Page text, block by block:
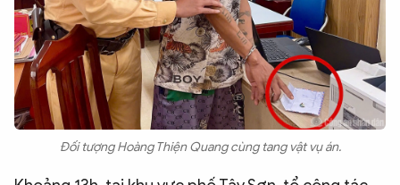
Video Ảnh
Infographic
Chuyên trang An ninh thế giớiVăn nghệ Công an
Chuyên đề
Đối tượng Hoàng Thiện Quang cùng tang vật vụ án.